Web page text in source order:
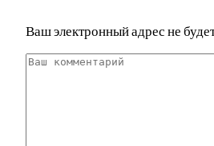
Ваш электронный адрес не